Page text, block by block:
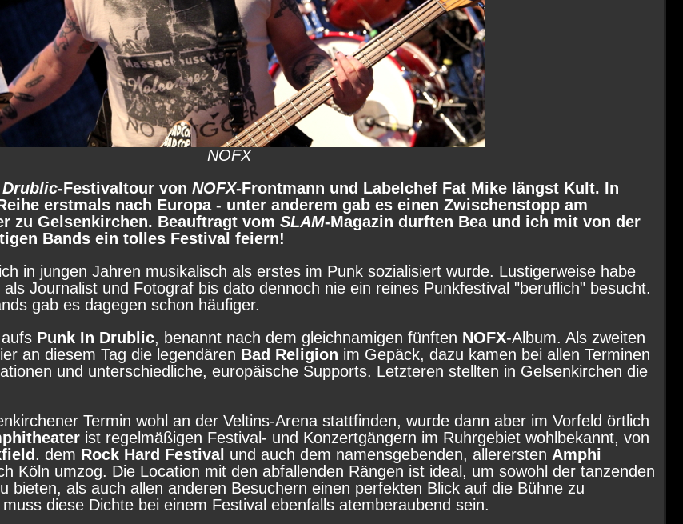
NOFX
-Festivaltour von NOFX-Frontmann und Labelchef Fat Mike längst Kult. In
erstmals nach Europa - unter anderem gab es einen Zwischenstopp am
zu Gelsenkirchen. Beauftragt vom SLAM-Magazin durften Bea und ich mit von der
Bands ein tolles Festival feiern!
in jungen Jahren musikalisch als erstes im Punk sozialisiert wurde. Lustigerweise habe
Journalist und Fotograf bis dato dennoch nie ein reines Punkfestival "beruflich" besucht.
gab es dagegen schon häufiger.
Punk In Drublic, benannt nach dem gleichnamigen fünften NOFX-Album. Als zweiten
an diesem Tag die legendären Bad Religion im Gepäck, dazu kamen bei allen Terminen
und unterschiedliche, europäische Supports. Letzteren stellten in Gelsenkirchen die
Termin wohl an der Veltins-Arena stattfinden, wurde dann aber im Vorfeld örtlich
ist regelmäßigen Festival- und Konzertgängern im Ruhrgebiet wohlbekannt, von
. dem Rock Hard Festival und auch dem namensgebenden, allerersten Amphi
Köln umzog. Die Location mit den abfallenden Rängen ist ideal, um sowohl der tanzenden
bieten, als auch allen anderen Besuchern einen perfekten Blick auf die Bühne zu
diese Dichte bei einem Festival ebenfalls atemberaubend sein.